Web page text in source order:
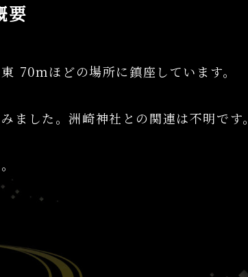
要
70mほどの場所に鎮座しています。
ました。洲崎神社との関連は不明です。